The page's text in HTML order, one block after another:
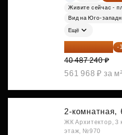
Живите сейчас -
Вид на Юго-
Ещё
35 628 771 ₽ -
40 487 240 ₽
561 968 ₽ за м²
2-комнатная,
ЖК Архитектор, 3
этаж, №970